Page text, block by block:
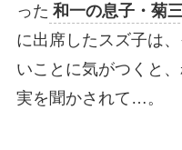
った 和一の息子・菊
に出席したスズ子は
いことに気がつくと
実を聞かされて…。